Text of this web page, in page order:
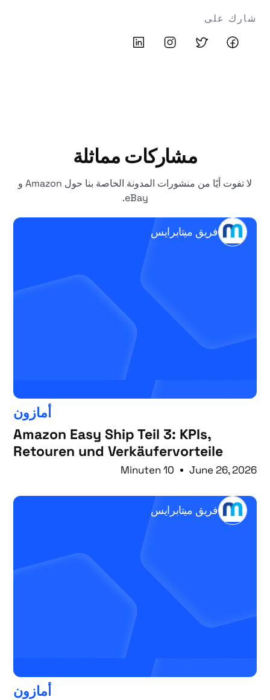
شارك على
مشاركات مماثلة
لا تفوت أيًا من منشورات المدونة الخاصة بنا حول Amazon و
eBay.
فريق ميتابرايس
أمازون
Amazon Easy Ship Teil 3: KPIs,
Retouren und Verkäufervorteile
June 26, 2026
10 Minuten
فريق ميتابرايس
أمازون